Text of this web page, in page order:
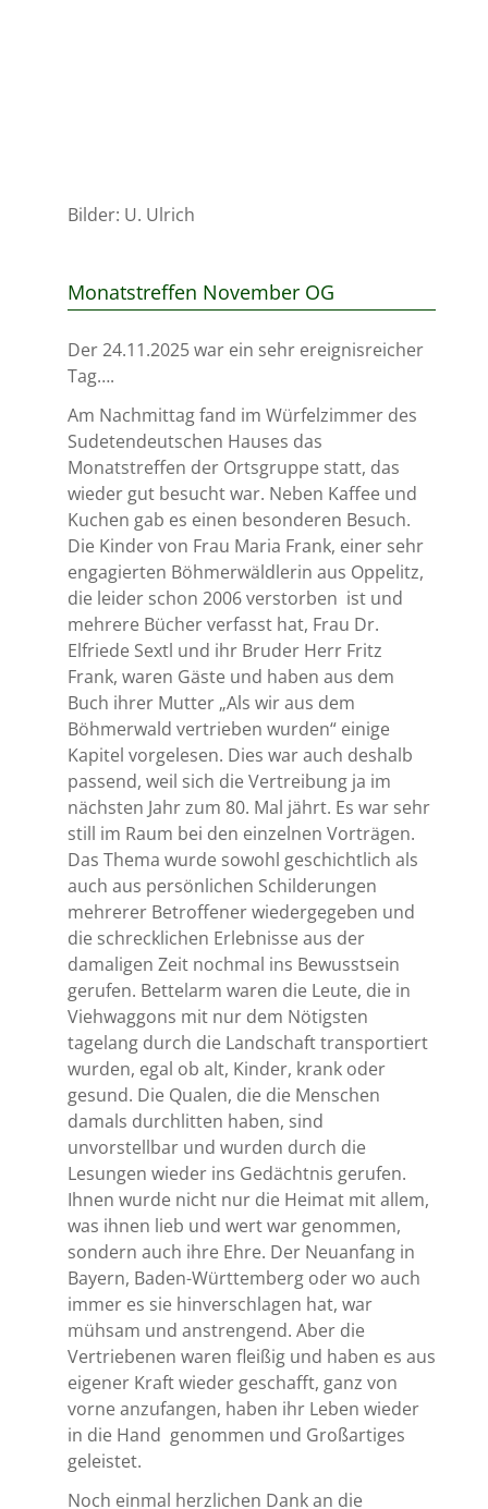
Bilder: U. Ulrich
Monatstreffen November OG
Der 24.11.2025 war ein sehr ereignisreicher
Tag….
Am Nachmittag fand im Würfelzimmer des
Sudetendeutschen Hauses das
Monatstreffen der Ortsgruppe statt, das
wieder gut besucht war. Neben Kaffee und
Kuchen gab es einen besonderen Besuch.
Die Kinder von Frau Maria Frank, einer sehr
engagierten Böhmerwäldlerin aus Oppelitz,
die leider schon 2006 verstorben ist und
mehrere Bücher verfasst hat, Frau Dr.
Elfriede Sextl und ihr Bruder Herr Fritz
Frank, waren Gäste und haben aus dem
Buch ihrer Mutter „Als wir aus dem
Böhmerwald vertrieben wurden“ einige
Kapitel vorgelesen. Dies war auch deshalb
passend, weil sich die Vertreibung ja im
nächsten Jahr zum 80. Mal jährt. Es war sehr
still im Raum bei den einzelnen Vorträgen.
Das Thema wurde sowohl geschichtlich als
auch aus persönlichen Schilderungen
mehrerer Betroffener wiedergegeben und
die schrecklichen Erlebnisse aus der
damaligen Zeit nochmal ins Bewusstsein
gerufen. Bettelarm waren die Leute, die in
Viehwaggons mit nur dem Nötigsten
tagelang durch die Landschaft transportiert
wurden, egal ob alt, Kinder, krank oder
gesund. Die Qualen, die die Menschen
damals durchlitten haben, sind
unvorstellbar und wurden durch die
Lesungen wieder ins Gedächtnis gerufen.
Ihnen wurde nicht nur die Heimat mit allem,
was ihnen lieb und wert war genommen,
sondern auch ihre Ehre. Der Neuanfang in
Bayern, Baden-Württemberg oder wo auch
immer es sie hinverschlagen hat, war
mühsam und anstrengend. Aber die
Vertriebenen waren fleißig und haben es aus
eigener Kraft wieder geschafft, ganz von
vorne anzufangen, haben ihr Leben wieder
in die Hand genommen und Großartiges
geleistet.
Noch einmal herzlichen Dank an die